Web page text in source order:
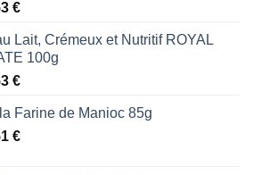
:
€.
€Le
actuel
est :
1,53 €.
Lait, Crémeux et Nutritif ROYAL
100g
:
€Le
actuel
est :
Farine de Manioc 85g
€Le